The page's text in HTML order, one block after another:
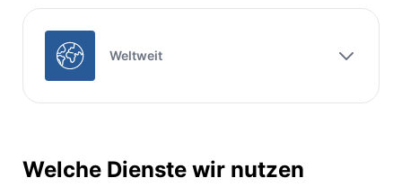
Weltweit
Welche Dienste wir nutzen